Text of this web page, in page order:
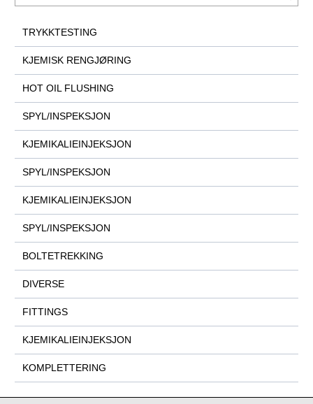
TRYKKTESTING
KJEMISK RENGJØRING
HOT OIL FLUSHING
SPYL/INSPEKSJON
KJEMIKALIEINJEKSJON
SPYL/INSPEKSJON
KJEMIKALIEINJEKSJON
SPYL/INSPEKSJON
BOLTETREKKING
DIVERSE
FITTINGS
KJEMIKALIEINJEKSJON
KOMPLETTERING